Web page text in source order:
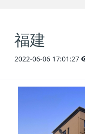
福建
2022-06-06 17:01:27